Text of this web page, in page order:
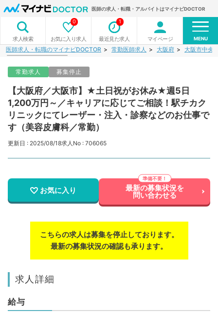
医師の求人・転職・アルバイトはマイナビDOCTOR
求人検索 お気に入り求人
0
最近見た求人
1
マイページ MENU
医師求人・転職のマイナビDOCTOR 常勤医師求人 大阪府 大阪市中央
常勤求人 募集停止
【大阪府／大阪市】★土日祝がお休み★週5日
1,200万円～／キャリアに応じてご相談！駅チカク
リニックにてレーザー・注入・診察などのお仕事で
す（美容皮膚科／常勤）
更新日 : 2025/08/18求人No : 706065
お気に入り 最新の募集状況を
問い合わせる
こちらの求人は募集を停止しております。
最新の募集状況の確認も承ります。
求人詳細
給与